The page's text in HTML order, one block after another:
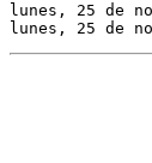
lunes, 25 de
lunes, 25 de